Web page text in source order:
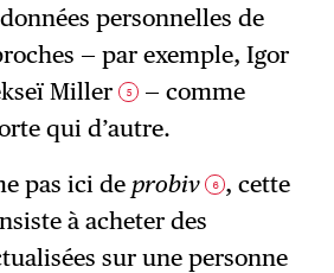
personnelles de
— par exemple, Igor
Miller 5
— comme
qui d’autre.
pas ici de probiv 6 , cette
à acheter des
sur une personne